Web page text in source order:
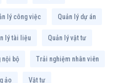
lý công việc Quản lý dự án
lý tài liệu Quản lý vật tư
nội bộ Trải nghiệm nhân viên
ảo Vật tư